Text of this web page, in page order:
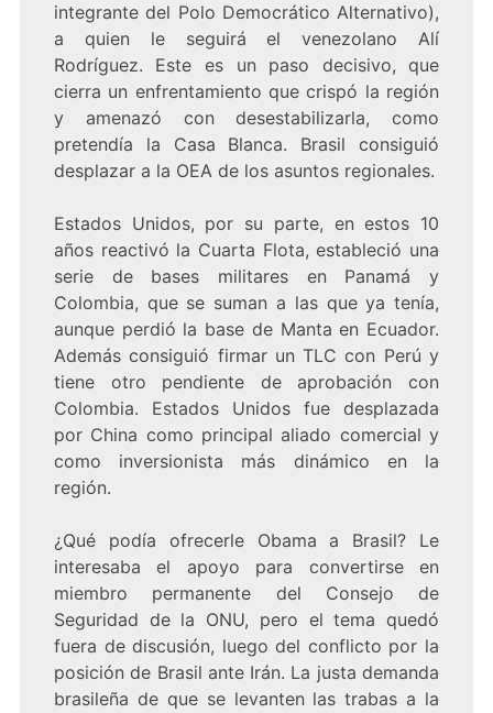
integrante del Polo Democrático Alternativo),
a quien le seguirá el venezolano Alí
Rodríguez. Este es un paso decisivo, que
cierra un enfrentamiento que crispó la región
y amenazó con desestabilizarla, como
pretendía la Casa Blanca. Brasil consiguió
desplazar a la OEA de los asuntos regionales.
Estados Unidos, por su parte, en estos 10
años reactivó la Cuarta Flota, estableció una
serie de bases militares en Panamá y
Colombia, que se suman a las que ya tenía,
aunque perdió la base de Manta en Ecuador.
Además consiguió firmar un TLC con Perú y
tiene otro pendiente de aprobación con
Colombia. Estados Unidos fue desplazada
por China como principal aliado comercial y
como inversionista más dinámico en la
región.
¿Qué podía ofrecerle Obama a Brasil? Le
interesaba el apoyo para convertirse en
miembro permanente del Consejo de
Seguridad de la ONU, pero el tema quedó
fuera de discusión, luego del conflicto por la
posición de Brasil ante Irán. La justa demanda
brasileña de que se levanten las trabas a la